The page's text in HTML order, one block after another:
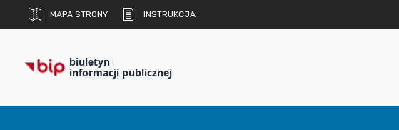
MAPA STRONY INSTRUKCJA
biuletyn
informacji publicznej